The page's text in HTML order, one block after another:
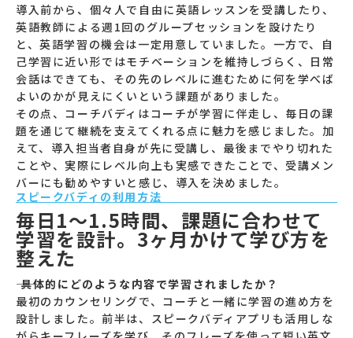
導入前から、個々人で自由に英語レッスンを受講したり、
英語教師による週1回のグループセッションを設けたり
と、英語学習の機会は一定用意していました。一方で、自
己学習に近い形ではモチベーションを維持しづらく、日常
会話はできても、その先のレベルに進むために何を学べば
よいのかが見えにくいという課題がありました。
その点、コーチバディはコーチが学習に伴走し、毎日の課
題を通じて継続を支えてくれる点に魅力を感じました。加
えて、導入担当者自身が先に受講し、最後までやり切れた
ことや、実際にレベル向上も実感できたことで、受講メン
バーにも勧めやすいと感じ、導入を決めました。
スピークバディの利用方法
毎日1〜1.5時間、課題に合わせて
学習を設計。3ヶ月かけて学び方を
整えた
―― 具体的にどのような内容で学習されましたか？
最初のカウンセリングで、コーチと一緒に学習の進め方を
設計しました。前半は、スピークバディアプリも活用しな